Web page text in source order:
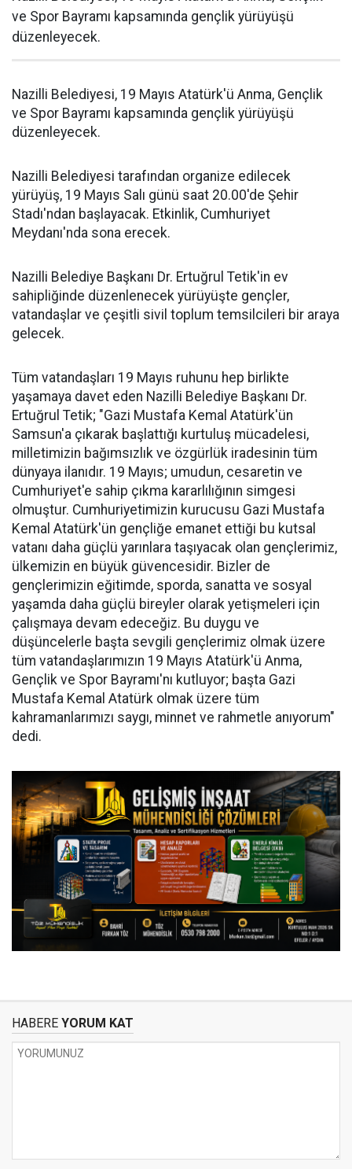
ve Spor Bayramı kapsamında gençlik yürüyüşü
düzenleyecek.
Nazilli Belediyesi, 19 Mayıs Atatürk'ü Anma, Gençlik
ve Spor Bayramı kapsamında gençlik yürüyüşü
düzenleyecek.
Nazilli Belediyesi tarafından organize edilecek
yürüyüş, 19 Mayıs Salı günü saat 20.00'de Şehir
Stadı'ndan başlayacak. Etkinlik, Cumhuriyet
Meydanı'nda sona erecek.
Nazilli Belediye Başkanı Dr. Ertuğrul Tetik'in ev
sahipliğinde düzenlenecek yürüyüşte gençler,
vatandaşlar ve çeşitli sivil toplum temsilcileri bir araya
gelecek.
Tüm vatandaşları 19 Mayıs ruhunu hep birlikte
yaşamaya davet eden Nazilli Belediye Başkanı Dr.
Ertuğrul Tetik; "Gazi Mustafa Kemal Atatürk'ün
Samsun'a çıkarak başlattığı kurtuluş mücadelesi,
milletimizin bağımsızlık ve özgürlük iradesinin tüm
dünyaya ilanıdır. 19 Mayıs; umudun, cesaretin ve
Cumhuriyet'e sahip çıkma kararlılığının simgesi
olmuştur. Cumhuriyetimizin kurucusu Gazi Mustafa
Kemal Atatürk'ün gençliğe emanet ettiği bu kutsal
vatanı daha güçlü yarınlara taşıyacak olan gençlerimiz,
ülkemizin en büyük güvencesidir. Bizler de
gençlerimizin eğitimde, sporda, sanatta ve sosyal
yaşamda daha güçlü bireyler olarak yetişmeleri için
çalışmaya devam edeceğiz. Bu duygu ve
düşüncelerle başta sevgili gençlerimiz olmak üzere
tüm vatandaşlarımızın 19 Mayıs Atatürk'ü Anma,
Gençlik ve Spor Bayramı'nı kutluyor; başta Gazi
Mustafa Kemal Atatürk olmak üzere tüm
kahramanlarımızı saygı, minnet ve rahmetle anıyorum"
dedi.
HABERE YORUM KAT